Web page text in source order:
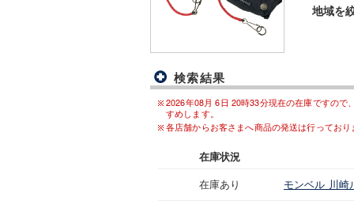
地域を
検索結果
2026年08月 6日 20時33分現在の在庫ですの
すめします。
各店舗からお客さまへ商品の発送は行っており
在庫状況
在庫あり モンベル 川崎